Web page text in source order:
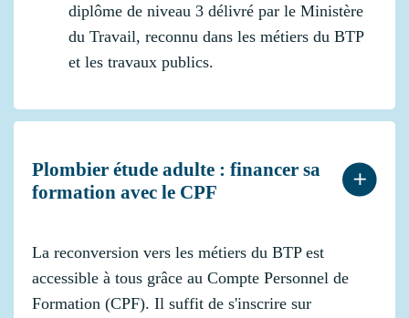
diplôme de niveau 3 délivré par le Ministère
du Travail, reconnu dans les métiers du BTP
et les travaux publics.
Plombier étude adulte : financer sa
formation avec le CPF
La reconversion vers les métiers du BTP est
accessible à tous grâce au Compte Personnel de
Formation (CPF). Il suffit de s'inscrire sur